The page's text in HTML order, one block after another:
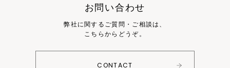
お問い合わせ
弊社に関するご質問・ご相談は、
こちらからどうぞ。
CONTACT